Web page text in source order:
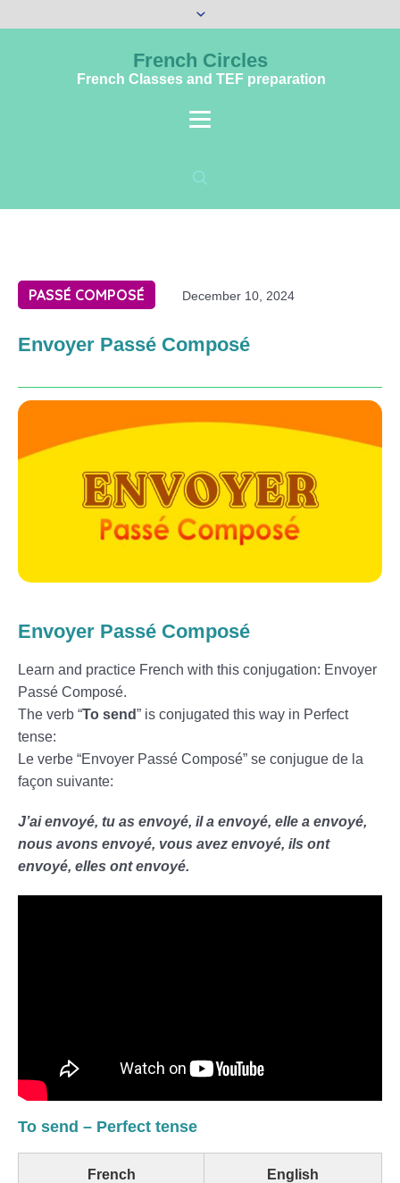
French Circles
French Classes and TEF preparation
PASSÉ COMPOSÉ December 10, 2024
Envoyer Passé Composé
Envoyer Passé Composé
Learn and practice French with this conjugation: Envoyer
Passé Composé.
The verb “To send” is conjugated this way in Perfect
tense:
Le verbe “Envoyer Passé Composé” se conjugue de la
façon suivante:
J’ai envoyé, tu as envoyé, il a envoyé, elle a envoyé,
nous avons envoyé, vous avez envoyé, ils ont
envoyé, elles ont envoyé.
To send – Perfect tense
French English